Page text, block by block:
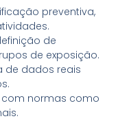
preventiva,
de
de exposição.
de dados reais
normas como